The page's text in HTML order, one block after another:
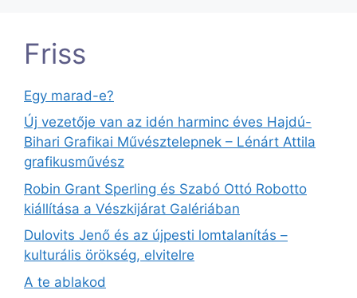
Friss
Egy marad-e?
Új vezetője van az idén harminc éves Hajdú-
Bihari Grafikai Művésztelepnek – Lénárt Attila
grafikusművész
Robin Grant Sperling és Szabó Ottó Robotto
kiállítása a Vészkijárat Galériában
Dulovits Jenő és az újpesti lomtalanítás –
kulturális örökség, elvitelre
A te ablakod